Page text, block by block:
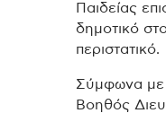
Παιδείας
δημοτικό
περιστατικό.
Σύμφωνα με
Βοηθός